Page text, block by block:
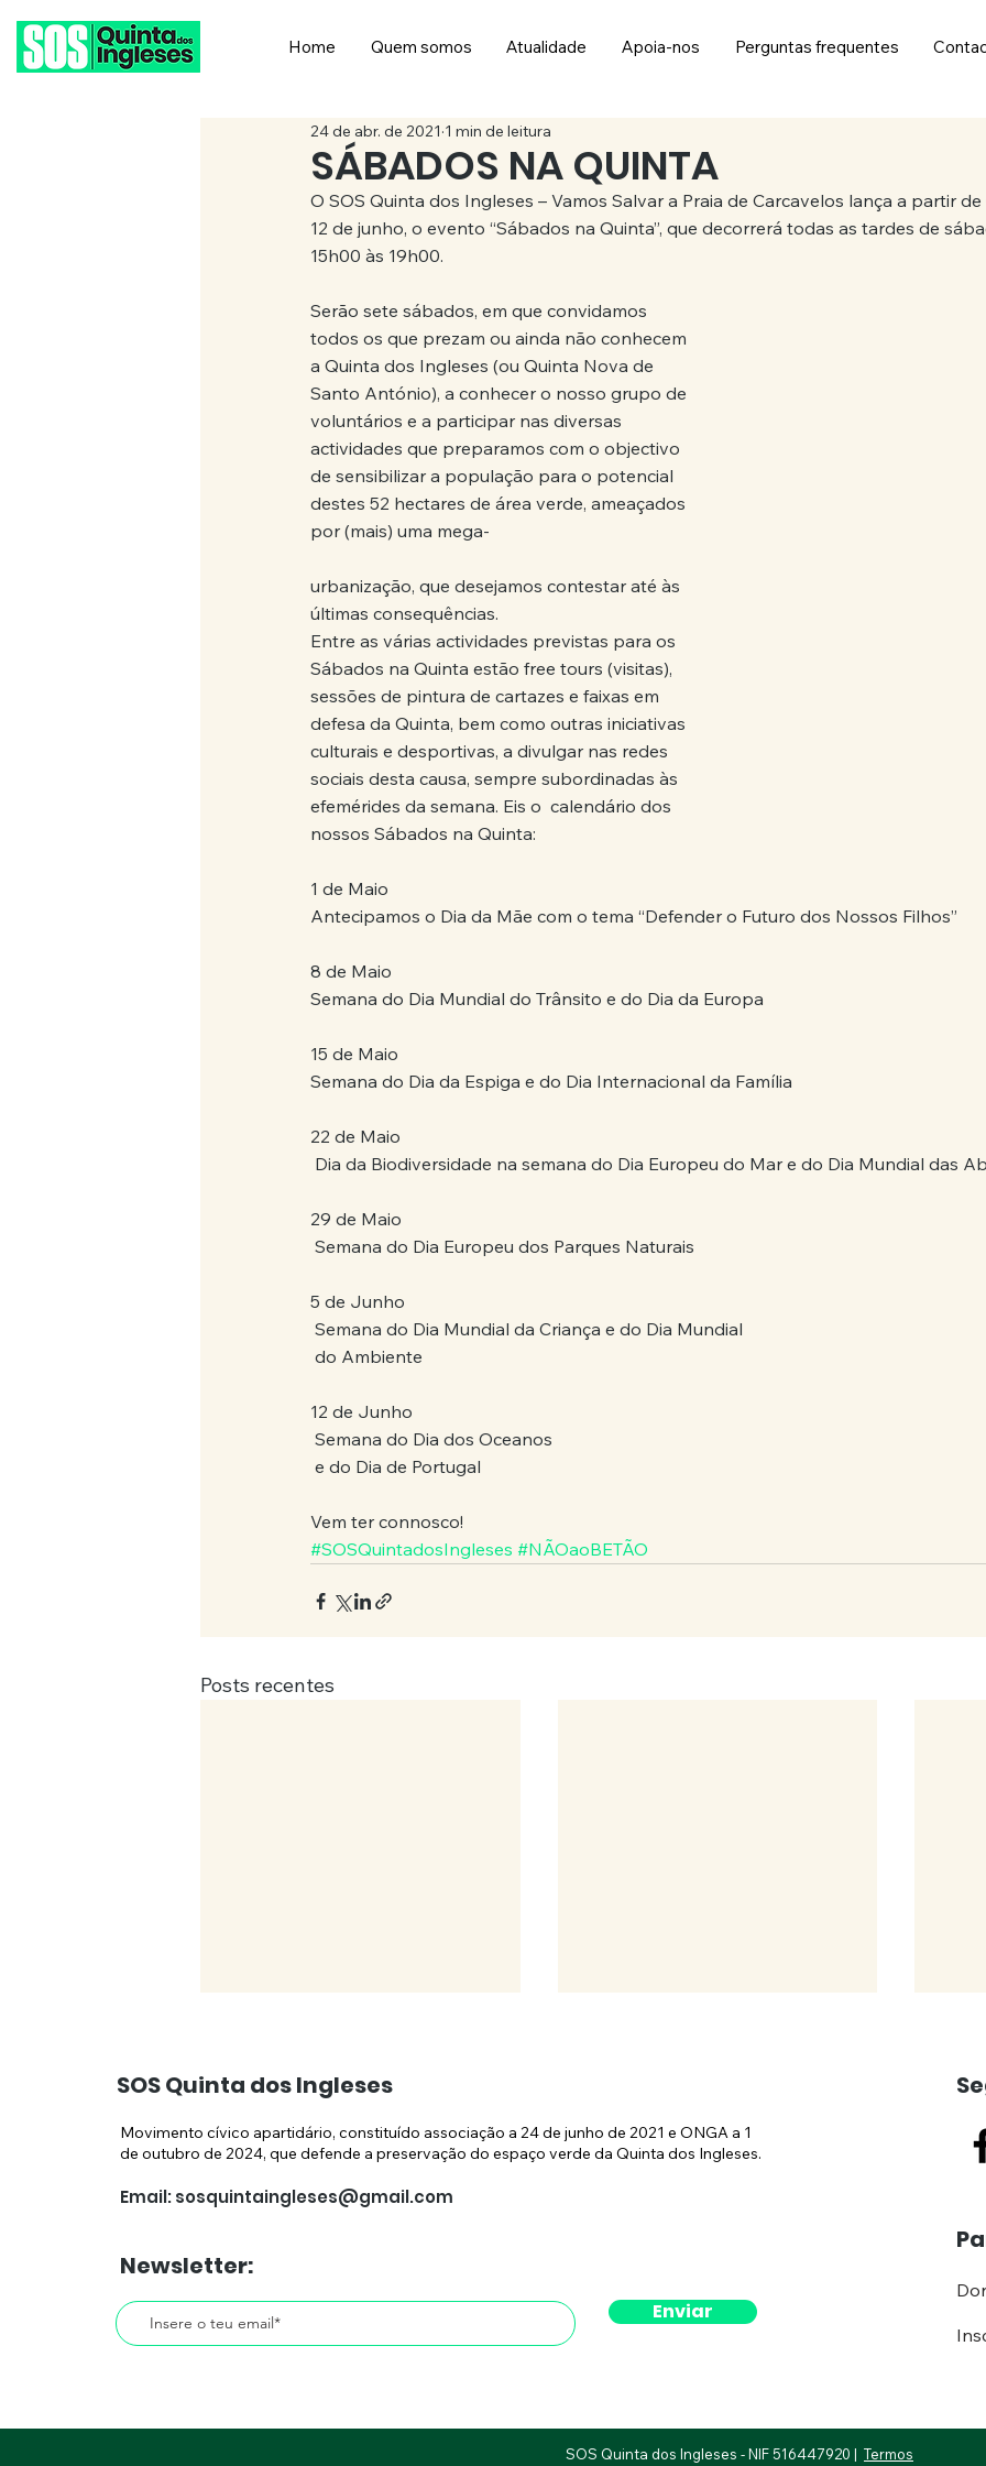
Home Quem somos Atualidade Apoia-nos Perguntas frequentes
SÁBADOS NA QUINTA
24 de abr. de 2021 1 min de leitura
O SOS Quinta dos Ingleses – Vamos Salvar a Praia de Carcavelos lança a partir
12 de junho, o evento “Sábados na Quinta”, que decorrerá todas as tardes de
15h00 às 19h00.
Serão sete sábados, em que convidamos
todos os que prezam ou ainda não conhecem
a Quinta dos Ingleses (ou Quinta Nova de
Santo António), a conhecer o nosso grupo de
voluntários e a participar nas diversas
actividades que preparamos com o objectivo
de sensibilizar a população para o potencial
destes 52 hectares de área verde, ameaçados
por (mais) uma mega-
urbanização, que desejamos contestar até às
últimas consequências.
Entre as várias actividades previstas para os
Sábados na Quinta estão free tours (visitas),
sessões de pintura de cartazes e faixas em
defesa da Quinta, bem como outras iniciativas
culturais e desportivas, a divulgar nas redes
sociais desta causa, sempre subordinadas às
efemérides da semana. Eis o  calendário dos
nossos Sábados na Quinta:
1 de Maio
Antecipamos o Dia da Mãe com o tema “Defender o Futuro dos Nossos Filhos”
8 de Maio
Semana do Dia Mundial do Trânsito e do Dia da Europa
15 de Maio
Semana do Dia da Espiga e do Dia Internacional da Família
22 de Maio
Dia da Biodiversidade na semana do Dia Europeu do Mar e do Dia Mundial das
29 de Maio
Semana do Dia Europeu dos Parques Naturais
5 de Junho
Semana do Dia Mundial da Criança e do Dia Mundial
do Ambiente
12 de Junho
Semana do Dia dos Oceanos
e do Dia de Portugal
Vem ter connosco!
#SOSQuintadosIngleses #NÃOaoBETÃO
Posts recentes
CMC inicia manobra de
capote"
SOS Quinta dos Ingleses
Movimento cívico apartidário, constituído associação a 24 de junho de 2021 e ONGA a 1
de outubro de 2024, que defende a preservação do espaço verde da Quinta dos Ingleses.
Email:sosquintaingleses@gmail.com
Newsletter:
Enviar
SOS Quinta dos Ingleses - NIF 516447920 | Termos